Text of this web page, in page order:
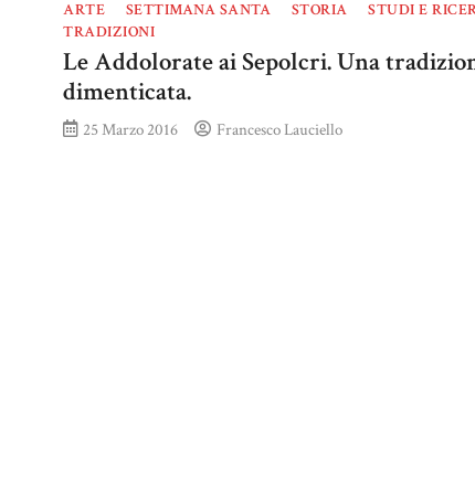
ARTE SETTIMANA SANTA STORIA
STUDI E
TRADIZIONI
Le Addolorate ai Sepolcri. Una
dimenticata.
25 Marzo 2016 Francesco Lauciello